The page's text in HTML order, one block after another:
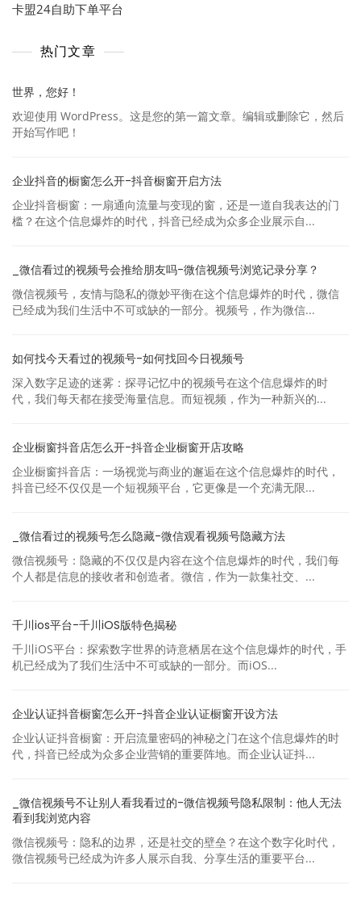
卡盟24自助下单平台
热门文章
世界，您好！
欢迎使用 WordPress。这是您的第一篇文章。编辑或删除它，然后
开始写作吧！
企业抖音的橱窗怎么开-抖音橱窗开启方法
企业抖音橱窗：一扇通向流量与变现的窗，还是一道自我表达的门
槛？在这个信息爆炸的时代，抖音已经成为众多企业展示自...
_微信看过的视频号会推给朋友吗-微信视频号浏览记录分享？
微信视频号，友情与隐私的微妙平衡在这个信息爆炸的时代，微信
已经成为我们生活中不可或缺的一部分。视频号，作为微信...
如何找今天看过的视频号-如何找回今日视频号
深入数字足迹的迷雾：探寻记忆中的视频号在这个信息爆炸的时
代，我们每天都在接受海量信息。而短视频，作为一种新兴的...
企业橱窗抖音店怎么开-抖音企业橱窗开店攻略
企业橱窗抖音店：一场视觉与商业的邂逅在这个信息爆炸的时代，
抖音已经不仅仅是一个短视频平台，它更像是一个充满无限...
_微信看过的视频号怎么隐藏-微信观看视频号隐藏方法
微信视频号：隐藏的不仅仅是内容在这个信息爆炸的时代，我们每
个人都是信息的接收者和创造者。微信，作为一款集社交、...
千川ios平台-千川iOS版特色揭秘
千川iOS平台：探索数字世界的诗意栖居在这个信息爆炸的时代，手
机已经成为了我们生活中不可或缺的一部分。而iOS...
企业认证抖音橱窗怎么开-抖音企业认证橱窗开设方法
企业认证抖音橱窗：开启流量密码的神秘之门在这个信息爆炸的时
代，抖音已经成为众多企业营销的重要阵地。而企业认证抖...
_微信视频号不让别人看我看过的-微信视频号隐私限制：他人无法
看到我浏览内容
微信视频号：隐私的边界，还是社交的壁垒？在这个数字化时代，
微信视频号已经成为许多人展示自我、分享生活的重要平台...